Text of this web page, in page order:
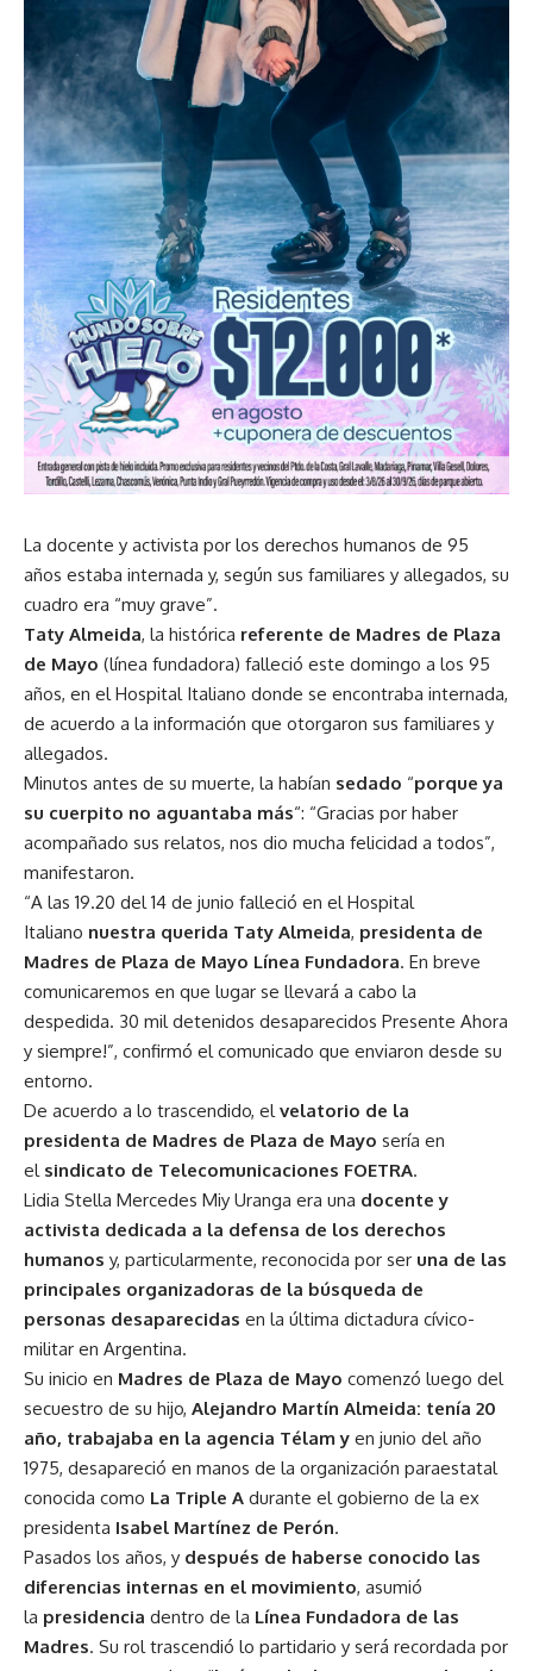
La docente y activista por los derechos humanos de 95
años estaba internada y, según sus familiares y allegados, su
cuadro era “muy grave”.
Taty Almeida, la histórica referente de Madres de Plaza
de Mayo (línea fundadora) falleció este domingo a los 95
años, en el Hospital Italiano donde se encontraba internada,
de acuerdo a la información que otorgaron sus familiares y
allegados.
Minutos antes de su muerte, la habían sedado “porque ya
su cuerpito no aguantaba más“: “Gracias por haber
acompañado sus relatos, nos dio mucha felicidad a todos”,
manifestaron.
“A las 19.20 del 14 de junio falleció en el Hospital
Italiano nuestra querida Taty Almeida, presidenta de
Madres de Plaza de Mayo Línea Fundadora. En breve
comunicaremos en que lugar se llevará a cabo la
despedida. 30 mil detenidos desaparecidos Presente Ahora
y siempre!”, confirmó el comunicado que enviaron desde su
entorno.
De acuerdo a lo trascendido, elvelatorio de la
presidenta de Madres de Plaza de Mayo sería en
el sindicato de Telecomunicaciones FOETRA.
Lidia Stella Mercedes Miy Uranga era una docente y
activista dedicada a la defensa de los derechos
humanos y, particularmente, reconocida por ser una de las
principales organizadoras de la búsqueda de
personas desaparecidas en la última dictadura cívico-
militar en Argentina.
Su inicio en Madres de Plaza de Mayo comenzó luego del
secuestro de su hijo, Alejandro Martín Almeida: tenía 20
año, trabajaba en la agencia Télam y en junio del año
1975, desapareció en manos de la organización paraestatal
conocida como La Triple A durante el gobierno de la ex
presidenta Isabel Martínez de Perón.
Pasados los años, y después de haberse conocido las
diferencias internas en el movimiento, asumió
la presidencia dentro de la Línea Fundadora de las
Madres. Su rol trascendió lo partidario y será recordada por